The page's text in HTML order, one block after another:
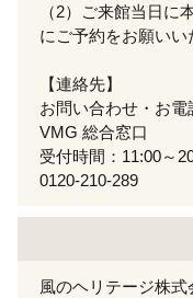
（2）ご来館当日
にご予約をお願いい
【連絡先】
お問い合わせ・お電
VMG 総合窓口
受付時間：11:00～
0120-210-289
風のヘリテージ株式